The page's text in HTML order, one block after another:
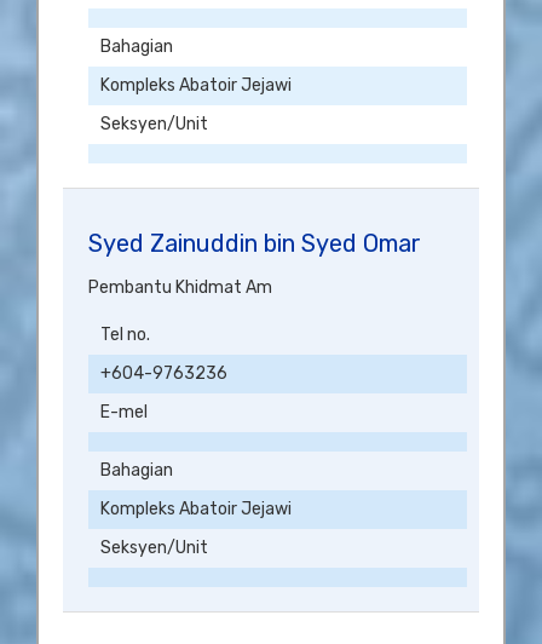
Bahagian
Kompleks Abatoir Jejawi
Seksyen/Unit
Syed Zainuddin bin Syed Omar
Pembantu Khidmat Am
Tel no.
+604-9763236
E-mel
Bahagian
Kompleks Abatoir Jejawi
Seksyen/Unit